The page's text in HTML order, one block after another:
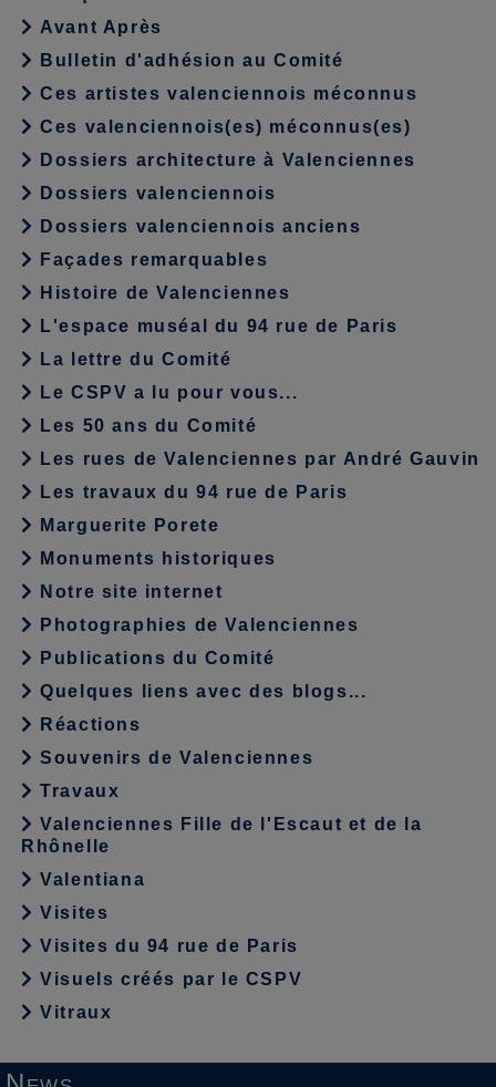
Avant Après
Bulletin d'adhésion au Comité
Ces artistes valenciennois méconnus
Ces valenciennois(es) méconnus(es)
Dossiers architecture à Valenciennes
Dossiers valenciennois
Dossiers valenciennois anciens
Façades remarquables
Histoire de Valenciennes
L'espace muséal du 94 rue de Paris
La lettre du Comité
Le CSPV a lu pour vous...
Les 50 ans du Comité
Les rues de Valenciennes par André Gauvin
Les travaux du 94 rue de Paris
Marguerite Porete
Monuments historiques
Notre site internet
Photographies de Valenciennes
Publications du Comité
Quelques liens avec des blogs...
Réactions
Souvenirs de Valenciennes
Travaux
Valenciennes Fille de l'Escaut et de la
Rhônelle
Valentiana
Visites
Visites du 94 rue de Paris
Visuels créés par le CSPV
Vitraux